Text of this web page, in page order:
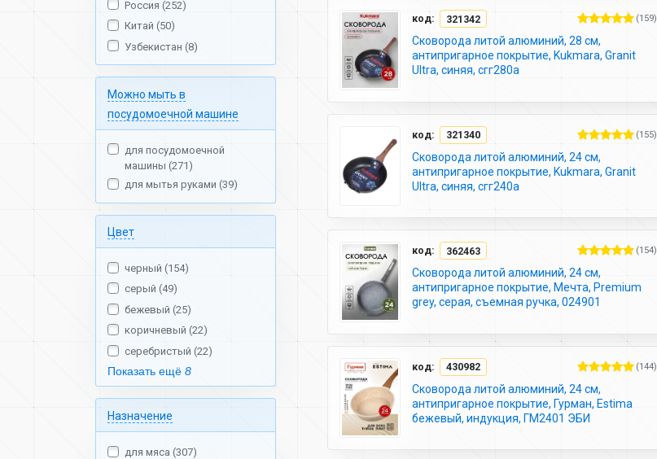
Россия (252)
Китай (50)
Узбекистан (8)
Можно мыть в
посудомоечной машине
для посудомоечной
машины (271)
для мытья руками (39)
Цвет
черный (154)
серый (49)
бежевый (25)
коричневый (22)
серебристый (22)
Показать ещё 8
Назначение
для мяса (307)
код: 321342 (159)
Сковорода литой алюминий, 28 см,
антипригарное покрытие, Kukmara, Granit
Ultra, синяя, сгг280а
код: 321340 (155)
Сковорода литой алюминий, 24 см,
антипригарное покрытие, Kukmara, Granit
Ultra, синяя, сгг240а
код: 362463 (154)
Сковорода литой алюминий, 24 см,
антипригарное покрытие, Мечта, Premium
grey, серая, съемная ручка, 024901
код: 430982 (144)
Сковорода литой алюминий, 24 см,
антипригарное покрытие, Гурман, Estima
бежевый, индукция, ГМ2401 ЭБИ